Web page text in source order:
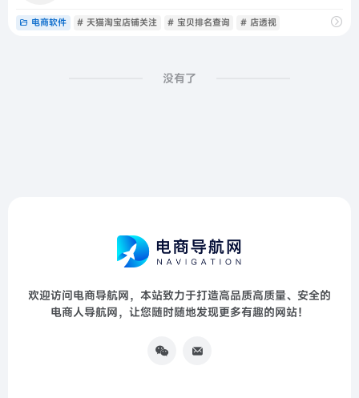
电商软件 # 天猫淘宝店铺关注 # 宝贝排名查询 # 店透视
没有了
欢迎访问电商导航网，本站致力于打造高品质高质量、安全的
电商人导航网，让您随时随地发现更多有趣的网站！